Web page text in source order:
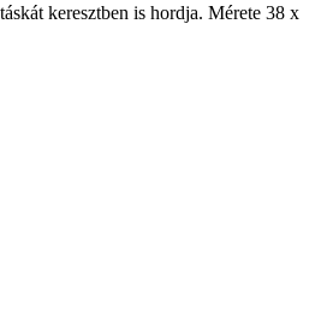
keresztben is hordja. Mérete 38 x